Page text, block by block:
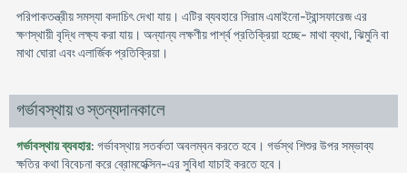
পরিপাকতন্ত্রীয় সমস্যা কদাচিৎ দেখা যায়। এটির ব্যবহারে সিরাম এমাইনো-ট্রান্সফারেজ এর
ক্ষণস্থায়ী বৃদ্ধি লক্ষ্য করা যায়। অন্যান্য লক্ষণীয় পার্শ্ব প্রতিক্রিয়া হচ্ছে- মাথা ব্যথা, ঝিমুনি বা
মাথা ঘোরা এবং এলার্জিক প্রতিক্রিয়া।
গর্ভাবস্থায় ও স্তন্যদানকালে
গর্ভাবস্থায় ব্যবহার: গর্ভাবস্থায় সতর্কতা অবলম্বন করতে হবে। গর্ভস্থ শিশুর উপর সম্ভাব্য
ক্ষতির কথা বিবেচনা করে ব্রোমহেক্সিন-এর সুবিধা যাচাই করতে হবে।